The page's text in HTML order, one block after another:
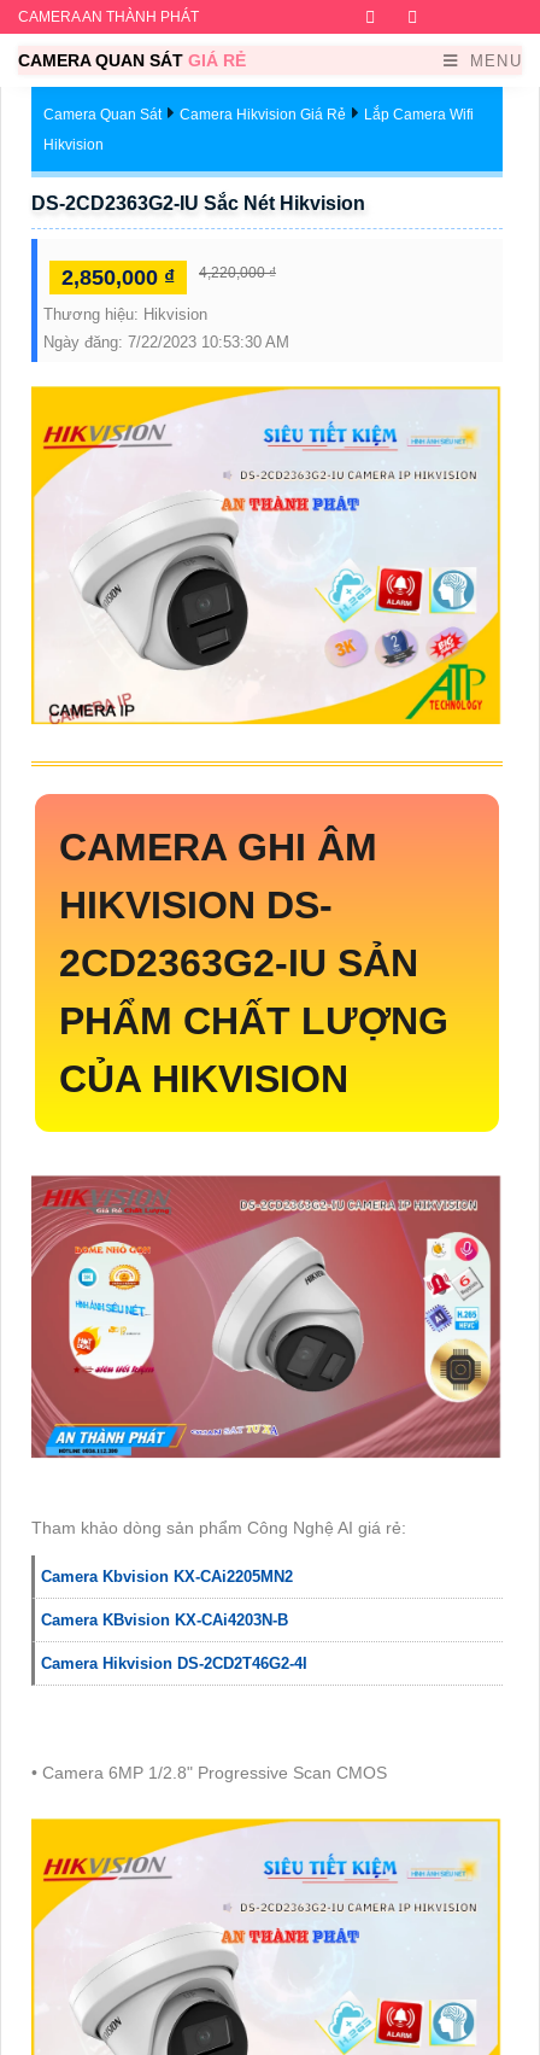
CAMERA AN THÀNH PHÁT Facebook
CAMERA QUAN SÁT GIÁ RẺ MENU
Camera Quan Sát Camera Hikvision Giá Rẻ
Lắp Camera Wifi
Hikvision
DS-2CD2363G2-IU Sắc Nét Hikvision
2,850,000 ₫ 4,220,000 ₫
Thương hiệu: Hikvision
Ngày đăng: 7/22/2023 10:53:30 AM
CAMERA GHI ÂM
HIKVISION DS-
2CD2363G2-IU SẢN
PHẨM CHẤT LƯỢNG
CỦA HIKVISION
Tham khảo dòng sản phẩm Công Nghệ AI giá rẻ:
Camera Kbvision KX-CAi2205MN2
Camera KBvision KX-CAi4203N-B
Camera Hikvision DS-2CD2T46G2-4I
• Camera 6MP 1/2.8" Progressive Scan CMOS